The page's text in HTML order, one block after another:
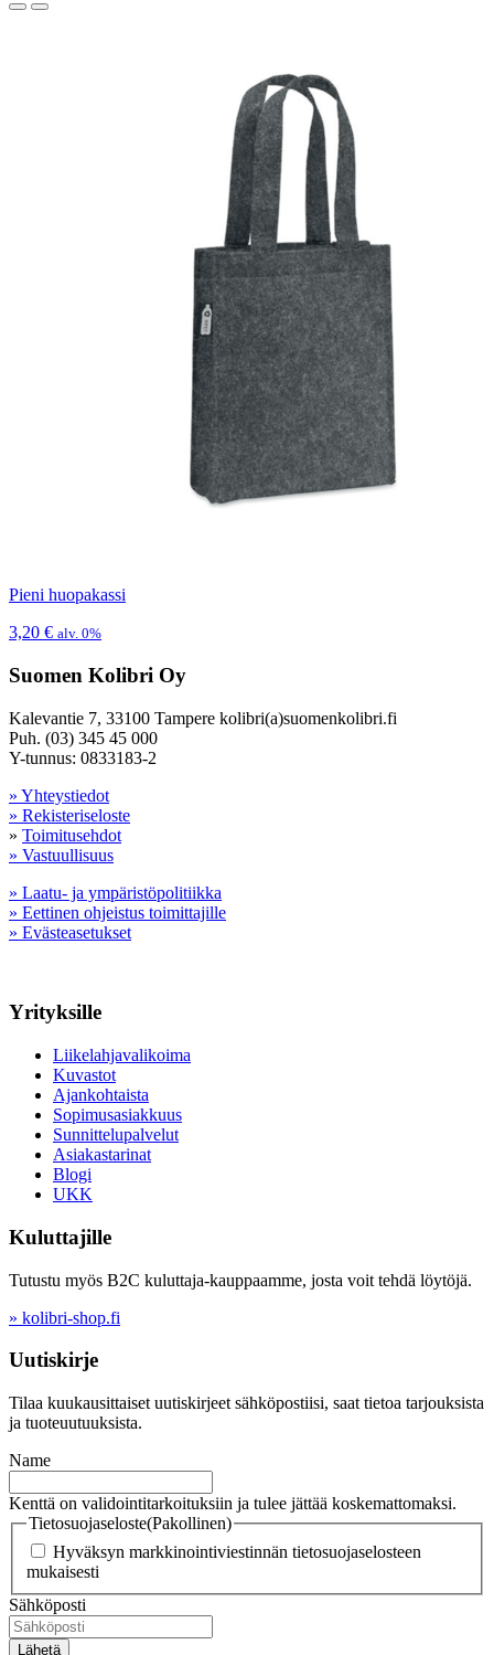
Pieni huopakassi
3,20 € alv. 0%
Suomen Kolibri Oy
Kalevantie 7, 33100 Tampere kolibri(a)suomenkolibri.fi
Puh. (03) 345 45 000
Y-tunnus: 0833183-2
» Yhteystiedot
» Rekisteriseloste
» Toimitusehdot
» Vastuullisuus
» Laatu- ja ympäristöpolitiikka
» Eettinen ohjeistus toimittajille
» Evästeasetukset
Yrityksille
Liikelahjavalikoima
Kuvastot
Ajankohtaista
Sopimusasiakkuus
Sunnittelupalvelut
Asiakastarinat
Blogi
UKK
Kuluttajille
Tutustu myös B2C kuluttaja-kauppaamme, josta voit tehdä löytöjä.
» kolibri-shop.fi
Uutiskirje
Tilaa kuukausittaiset uutiskirjeet sähköpostiisi, saat tietoa tarjouksista
ja tuoteuutuuksista.
Name
Kenttä on validointitarkoituksiin ja tulee jättää koskemattomaksi.
Tietosuojaseloste(Pakollinen)
Hyväksyn markkinointiviestinnän tietosuojaselosteen
mukaisesti
Sähköposti